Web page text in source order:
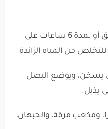
ينقع الفريك من اليوم السابق أو لمدة 6 ساعات على
من المياه الزائدة.
يسخن، ويوضع البصل
يذبل.
ومكعب مرقة، والحبهان،